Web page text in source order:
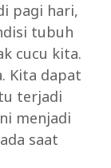
pagi hari,
tubuh
cucu kita.
Kita dapat
terjadi
menjadi
saat